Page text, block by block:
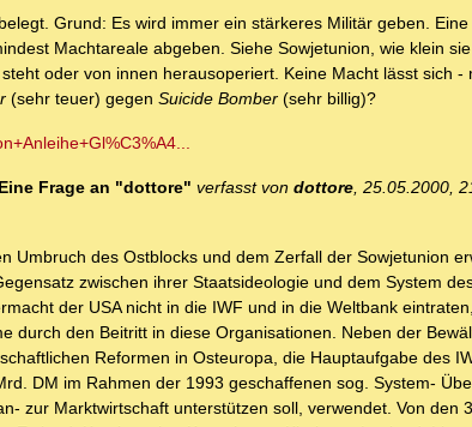
Grund: Es wird immer ein stärkeres Militär geben.
Machtareale abgeben. Siehe Sowjetunion, wie klein
oder von innen herausoperiert. Keine Macht lässt sich -
(sehr teuer) gegen Suicide Bomber (sehr billig)?
Frage an "dottore" verfasst von dottore, 25.05.2000,
Umbruch des Ostblocks und dem Zerfall der Sowjetunion
zwischen ihrer Staatsideologie und dem System
der USA nicht in die IWF und in die Weltbank
durch den Beitritt in diese Organisationen. Neben der
Reformen in Osteuropa, die Hauptaufgabe des
DM im Rahmen der 1993 geschaffenen sog. System-
zur Marktwirtschaft unterstützen soll, verwendet. Von den